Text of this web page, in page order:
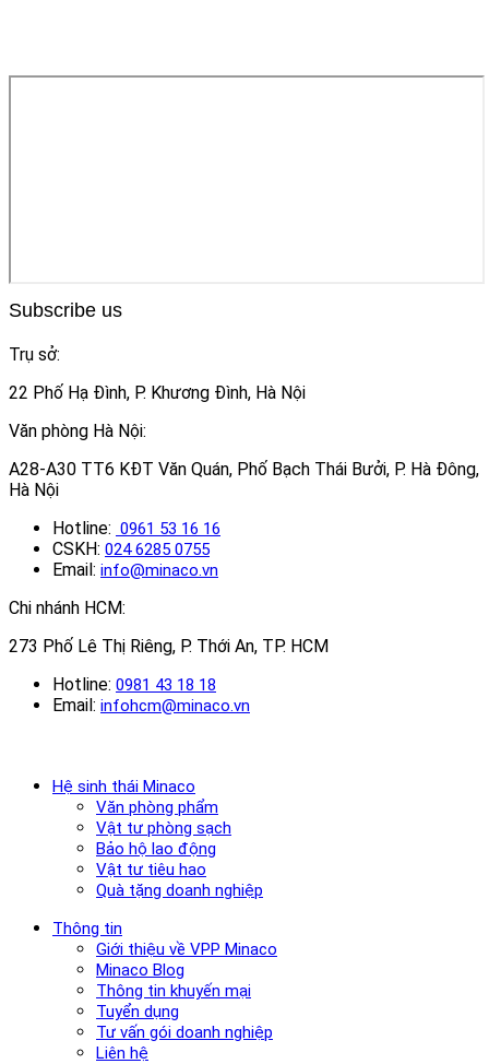
Subscribe us
Trụ sở:
22 Phố Hạ Đình, P. Khương Đình, Hà Nội
Văn phòng Hà Nội:
A28-A30 TT6 KĐT Văn Quán, Phố Bạch Thái Bưởi, P. Hà Đông,
Hà Nội
Hotline: 0961 53 16 16
CSKH: 024 6285 0755
Email: info@minaco.vn
Chi nhánh HCM:
273 Phố Lê Thị Riêng, P. Thới An, TP. HCM
Hotline: 0981 43 18 18
Email: infohcm@minaco.vn
Hệ sinh thái Minaco
Văn phòng phẩm
Vật tư phòng sạch
Bảo hộ lao động
Vật tư tiêu hao
Quà tặng doanh nghiệp
Thông tin
Giới thiệu về VPP Minaco
Minaco Blog
Thông tin khuyến mại
Tuyển dụng
Tư vấn gói doanh nghiệp
Liên hệ